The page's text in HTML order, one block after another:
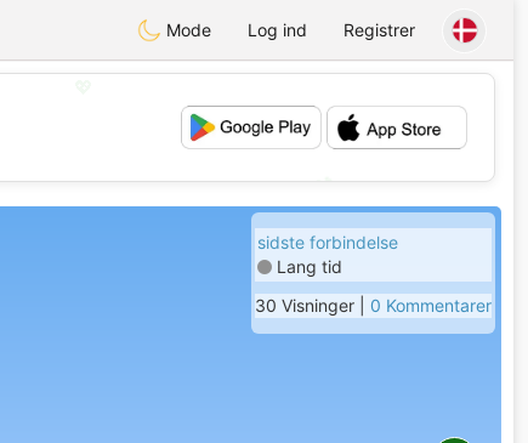
Mode Log ind Registrer
💕
sidste forbindelse
Lang tid
30 Visninger | 0 Kommentarer